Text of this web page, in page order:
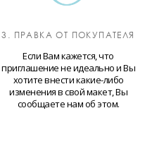
3. ПРАВКА ОТ ПОКУПАТЕЛЯ
Если Вам кажется, что
приглашение не идеально и Вы
хотите внести какие-либо
изменения в свой макет, Вы
сообщаете нам об этом.